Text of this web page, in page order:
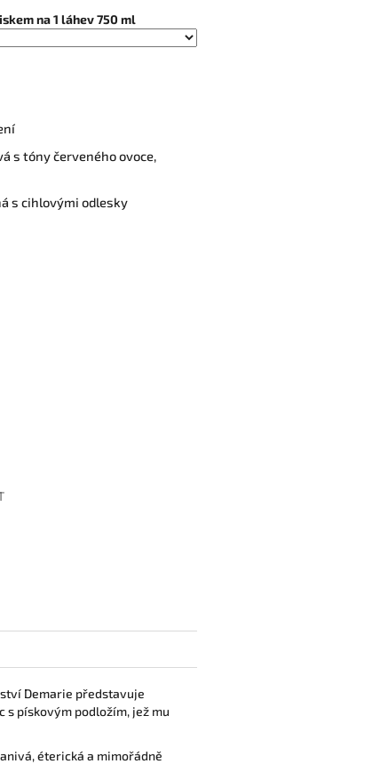
na 1 láhev 750 ml
s tóny červeného ovoce,
s cihlovými odlesky
Demarie představuje
s pískovým podložím, jež mu
éterická a mimořádně